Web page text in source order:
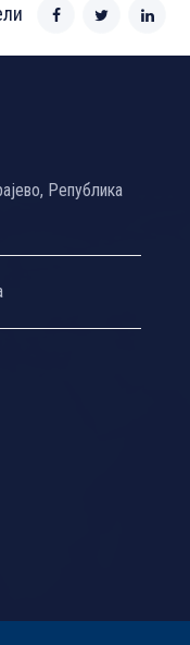
Република